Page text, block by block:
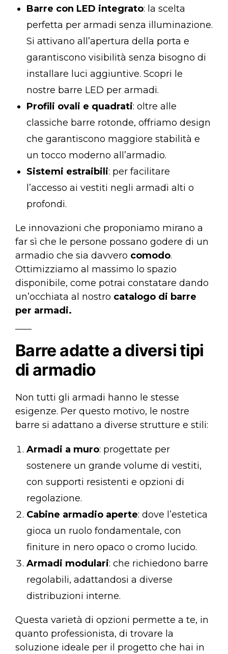
Barre con LED integrato: la scelta
perfetta per armadi senza illuminazione.
Si attivano all’apertura della porta e
garantiscono visibilità senza bisogno di
installare luci aggiuntive. Scopri le
nostre barre LED per armadi.
Profili ovali e quadrati: oltre alle
classiche barre rotonde, offriamo design
che garantiscono maggiore stabilità e
un tocco moderno all’armadio.
Sistemi estraibili: per facilitare
l’accesso ai vestiti negli armadi alti o
profondi.
Le innovazioni che proponiamo mirano a
far sì che le persone possano godere di un
armadio che sia davvero comodo.
Ottimizziamo al massimo lo spazio
disponibile, come potrai constatare dando
un’occhiata al nostro catalogo di barre
per armadi.
Barre adatte a diversi tipi
di armadio
Non tutti gli armadi hanno le stesse
esigenze. Per questo motivo, le nostre
barre si adattano a diverse strutture e stili:
Armadi a muro: progettate per
sostenere un grande volume di vestiti,
con supporti resistenti e opzioni di
regolazione.
Cabine armadio aperte: dove l’estetica
gioca un ruolo fondamentale, con
finiture in nero opaco o cromo lucido.
Armadi modulari: che richiedono barre
regolabili, adattandosi a diverse
distribuzioni interne.
Questa varietà di opzioni permette a te, in
quanto professionista, di trovare la
soluzione ideale per il progetto che hai in